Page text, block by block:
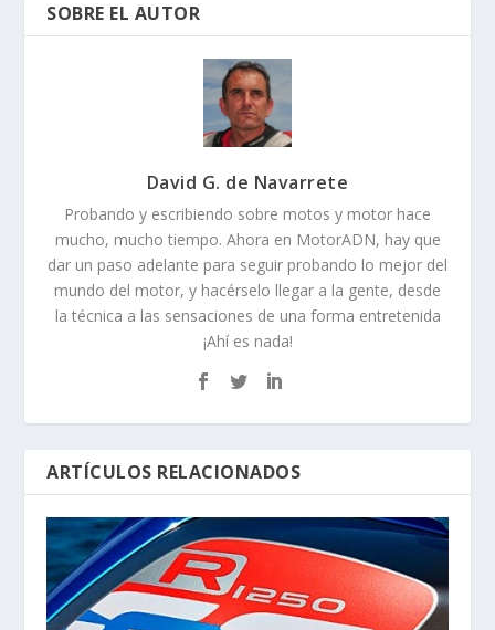
SOBRE EL AUTOR
David G. de Navarrete
Probando y escribiendo sobre motos y motor hace
mucho, mucho tiempo. Ahora en MotorADN, hay que
dar un paso adelante para seguir probando lo mejor del
mundo del motor, y hacérselo llegar a la gente, desde
la técnica a las sensaciones de una forma entretenida
¡Ahí es nada!
ARTÍCULOS RELACIONADOS